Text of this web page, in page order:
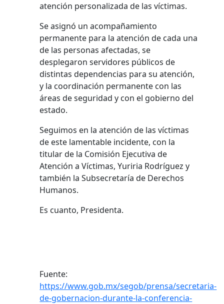
atención personalizada de las víctimas.
Se asignó un acompañamiento
permanente para la atención de cada una
de las personas afectadas, se
desplegaron servidores públicos de
distintas dependencias para su atención,
y la coordinación permanente con las
áreas de seguridad y con el gobierno del
estado.
Seguimos en la atención de las víctimas
de este lamentable incidente, con la
titular de la Comisión Ejecutiva de
Atención a Víctimas, Yuriria Rodríguez y
también la Subsecretaría de Derechos
Humanos.
Es cuanto, Presidenta.
Fuente:
https://www.gob.mx/segob/prensa/secretaria-
de-gobernacion-durante-la-conferencia-